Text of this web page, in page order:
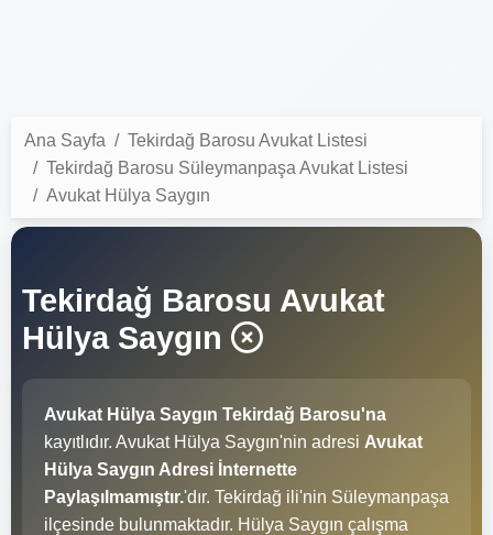
Ana Sayfa
Tekirdağ Barosu Avukat Listesi
Tekirdağ Barosu Süleymanpaşa Avukat Listesi
Avukat Hülya Saygın
Tekirdağ Barosu Avukat
Hülya Saygın
Avukat Hülya Saygın Tekirdağ Barosu'na
kayıtlıdır. Avukat Hülya Saygın'nin adresi Avukat
Hülya Saygın Adresi İnternette
Paylaşılmamıştır.'dır. Tekirdağ ili'nin Süleymanpaşa
ilçesinde bulunmaktadır. Hülya Saygın çalışma